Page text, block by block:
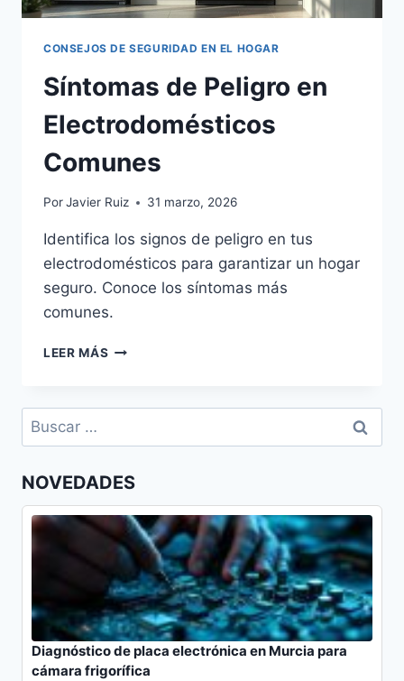
CONSEJOS DE SEGURIDAD EN EL HOGAR
Síntomas de Peligro en
Electrodomésticos
Comunes
PorJavier Ruiz 31 marzo, 2026
Identifica los signos de peligro en tus
electrodomésticos para garantizar un hogar
seguro. Conoce los síntomas más
comunes.
LEER MÁS SÍNTOMAS
EN
COMUNES
Buscar:
NOVEDADES
Diagnóstico de placa electrónica en Murcia para
cámara frigorífica